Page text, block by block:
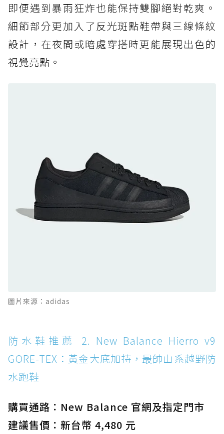
防水鞋推薦 7. Timberland Motion Access：
黃靴同級頂級防水，輕量化工裝健走鞋雨天必備
防水鞋推薦 7. Timberland Motion Access：
黃靴同級頂級防水，輕量化工裝健走鞋雨天必備
防水鞋推薦 10. PUMA Voyage NITRO™ 4
GORE-TEX：氮氣中底注入，回彈與防滑兼具的
全天候越野跑鞋
防水鞋推薦 11. On Cloudhorizon 2 WP：腳
感軟彈、搭載 Missiongrip™ 的防水輕越野鞋
Boot：馬汀首款雨靴登場，經典八孔加上全防
防水鞋推薦 14. SKECHERS BADGER
WATERPROOF：一踩即穿懶人神器！搭載固特
異大底與全防水厚底健走鞋
防水鞋推薦 15. Brooks Cascadia 19 GTX：注
即便遇到暴雨狂炸也能保持雙腳絕對乾爽。
細節部分更加入了反光斑點鞋帶與三線條紋
設計，在夜間或暗處穿搭時更能展現出色的
視覺亮點。
圖片來源：adidas
防水鞋推薦 2. New Balance Hierro v9
GORE-TEX：黃金大底加持，最帥山系越野防
水跑鞋
購買通路：New Balance 官網及指定門市
建議售價：新台幣 4,480 元